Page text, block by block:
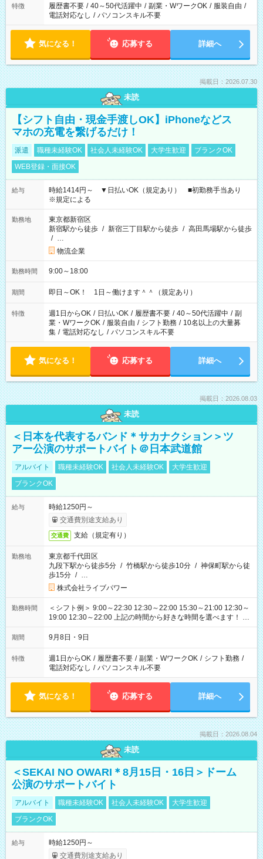
特徴 履歴書不要 / 40～50代活躍中 / 副業・WワークOK / 服装自由 /
電話対応なし / パソコンスキル不要
気になる！ 応募する 詳細へ
掲載日：2026.07.30
未読
【シフト自由・現金手渡しOK】iPhoneなどス
マホの充電を繋げるだけ！
派遣 職種未経験OK 社会人未経験OK 大学生歓迎
ブランクOK
WEB登録・面接OK
給与
時給1414円～ ▼日払いOK（規定あり） ■初勤務手当あり
※規定による
勤務地
東京都新宿区
新宿駅から徒歩 / 新宿三丁目駅から徒歩 / 高田馬場駅から徒歩
/ …
物流企業
勤務時間 9:00～18:00
期間 即日～OK！ 1日～働けます＾＾（規定あり）
特徴 週1日からOK / 日払いOK / 履歴書不要 / 40～50代活躍中 / 副
業・WワークOK / 服装自由 / シフト勤務 / 10名以上の大量募
集 / 電話対応なし / パソコンスキル不要
気になる！ 応募する 詳細へ
掲載日：2026.08.03
未読
＜日本を代表するバンド＊サカナクション＞ツ
アー公演のサポートバイト＠日本武道館
アルバイト 職種未経験OK 社会人未経験OK
大学生歓迎
ブランクOK
給与
時給1250円～
交通費別途支給あり
交通費 支給（規定有り）
勤務地
東京都千代田区
九段下駅から徒歩5分 / 竹橋駅から徒歩10分 / 神保町駅から徒
歩15分 / …
株式会社ライブパワー
勤務時間
＜シフト例＞ 9:00～22:30 12:30～22:00 15:30～21:00 12:30～
19:00 12:30～22:00 上記の時間から好きな時間を選べます！ ※
時間は変更となる可能性があります
期間 9月8日・9日
特徴 週1日からOK / 履歴書不要 / 副業・WワークOK / シフト勤務 /
電話対応なし / パソコンスキル不要
気になる！ 応募する 詳細へ
掲載日：2026.08.04
未読
＜SEKAI NO OWARI＊8月15日・16日＞ドーム
公演のサポートバイト
アルバイト 職種未経験OK 社会人未経験OK
大学生歓迎
ブランクOK
給与
時給1250円～
交通費別途支給あり